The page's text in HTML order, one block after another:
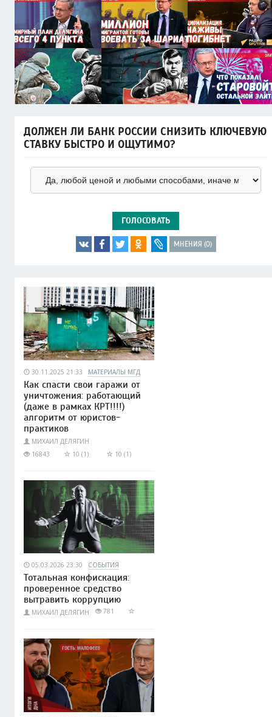
ДОЛЖЕН ЛИ БАНК РОССИИ СНИЗИТЬ КЛЮЧЕВУЮ
СТАВКУ БЫСТРО И ОЩУТИМО?
ГОЛОСОВАТЬ
МНЕНИЯ (0)
30.11.2025 21:33 МАТЕРИАЛЫ МГД
Как спасти свои гаражи от
уничтожения: работающий
(даже в рамках КРТ!!!!)
алгоритм от юристов-
практиков
МИХАИЛ ДЕЛЯГИН
16843
10 (1) 10 (1)
05.03.2026 23:30 СОБЫТИЯ
Тотальная конфискация:
проверенное средство
вытравить коррупцию
МИХАИЛ ДЕЛЯГИН 781